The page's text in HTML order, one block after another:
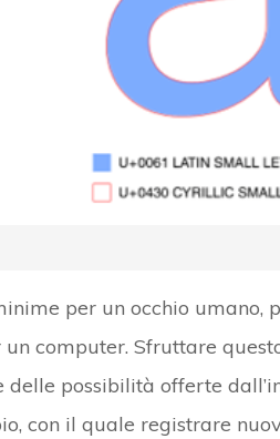
per un occhio umano,
computer. Sfruttare
possibilità offerte
con il quale registrare